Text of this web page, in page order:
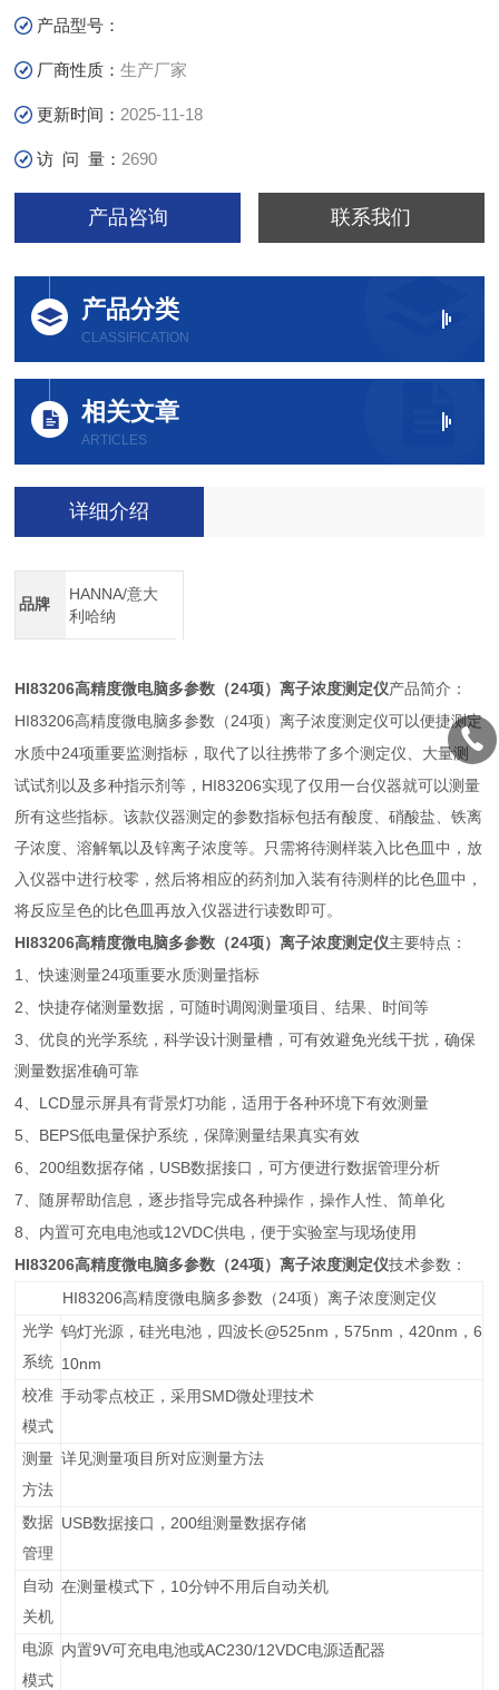
产品型号：
厂商性质：生产厂家
更新时间： 2025-11-18
访 问 量： 2690
产品咨询 联系我们
产品分类
CLASSIFICATION
相关文章
ARTICLES
详细介绍
品牌
HANNA/意大
利哈纳
HI83206高精度微电脑多参数（24项）离子浓度测定仪产品简介：
HI83206高精度微电脑多参数（24项）离子浓度测定仪可以便捷测定
水质中24项重要监测指标，取代了以往携带了多个测定仪、大量测
试试剂以及多种指示剂等， HI83206实现了仅用一台仪器就可以测量
所有这些指标。该款仪器测定的参数指标包括有酸度、硝酸盐、铁离
子浓度、溶解氧以及锌离子浓度等。只需将待测样装入比色皿中，放
入仪器中进行校零，然后将相应的药剂加入装有待测样的比色皿中，
将反应呈色的比色皿再放入仪器进行读数即可。
HI83206高精度微电脑多参数（24项）离子浓度测定仪主要特点：
1 、快速测量24项重要水质测量指标
2、快捷存储测量数据，可随时调阅测量项目、结果、时间等
3、优良的光学系统，科学设计测量槽，可有效避免光线干扰，确保
测量数据准确可靠
4、 LCD显示屏具有背景灯功能，适用于各种环境下有效测量
5、 BEPS低电量保护系统，保障测量结果真实有效
6、200组数据存储， USB数据接口，可方便进行数据管理分析
7、随屏帮助信息，逐步指导完成各种操作，操作人性、简单化
8、内置可充电电池或12VDC供电，便于实验室与现场使用
HI83206高精度微电脑多参数（24项）离子浓度测定仪技术参数：
HI83206高精度微电脑多参数（ 24项）离子浓度测定仪
光学
系统
钨灯光源，硅光电池，四波长@525nm ，575nm ，420nm ，6
10nm
校准
模式
手动零点校正，采用 SMD微处理技术
测量
方法
详见测量项目所对应测量方法
数据
管理
USB数据接口，200组测量数据存储
自动
关机
在测量模式下， 10分钟不用后自动关机
电源
模式
内置9V可充电电池或AC230/12VDC电源适配器